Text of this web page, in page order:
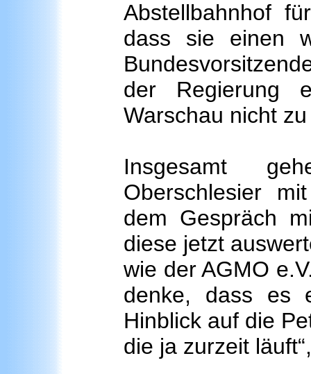
Abstellbahnhof
dass sie einen
der Regierung
Warschau nicht
Insgesamt
Oberschlesier
dem Gespräch
diese jetzt
wie der AGMO
denke, dass es
Hinblick auf die
die ja zurzeit